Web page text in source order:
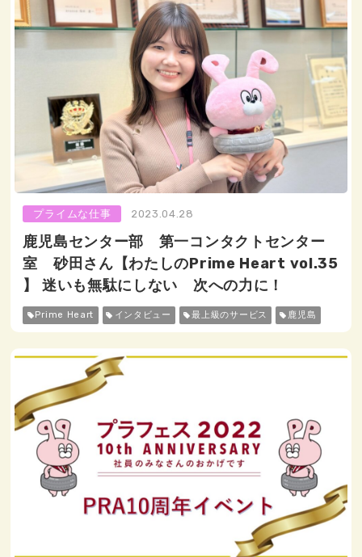
プライムな仕事 2023.04.28
鹿児島センター部 第一コンタクトセンター
室 砂田さん【わたしのPrime Heart vol.35
】 迷いも無駄にしない 次への力に！
Prime Heart インタビュー 最上級のサービス 鹿児島